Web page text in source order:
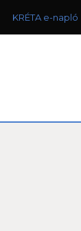
KRÉTA e-napló